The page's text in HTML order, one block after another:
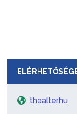
thealter.hu